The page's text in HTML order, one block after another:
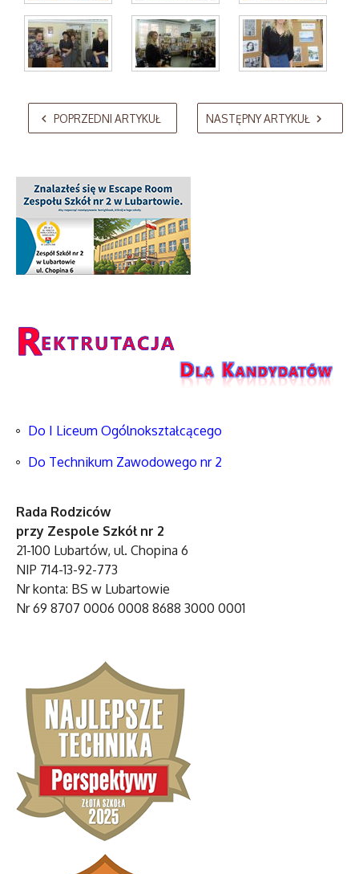
AdmirorGallery 5.2.0, author/sVasiljevski Kekeljevic.
POPRZEDNI ARTYKUŁ NASTĘPNY ARTYKUŁ
Do I Liceum Ogólnokształcącego
Do Technikum Zawodowego nr 2
Rada Rodziców
przy Zespole Szkół nr 2
21-100 Lubartów, ul. Chopina 6
NIP 714-13-92-773
Nr konta: BS w Lubartowie
Nr 69 8707 0006 0008 8688 3000 0001